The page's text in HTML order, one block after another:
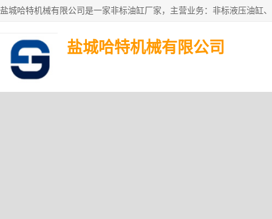
盐城哈特机械有限公司